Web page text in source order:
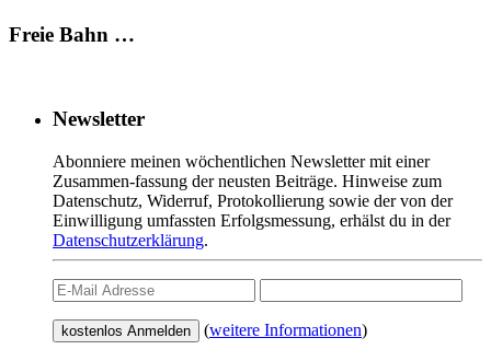
Freie Bahn …
Newsletter
Abonniere meinen wöchentlichen Newsletter mit einer
Zusammen-fassung der neusten Beiträge. Hinweise zum
Datenschutz, Widerruf, Protokollierung sowie der von der
Einwilligung umfassten Erfolgsmessung, erhälst du in der
Datenschutzerklärung.
(weitere Informationen)